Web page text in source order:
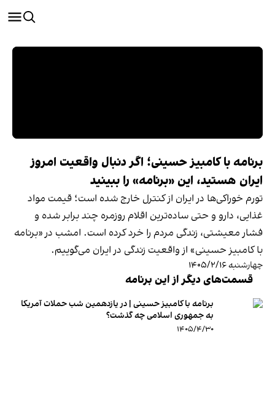
برنامه با کامبیز حسینی؛ اگر دنبال واقعیت امروز
ایران هستید، این «برنامه» را ببینید
تورم خوراکی‌ها در ایران از کنترل خارج شده است؛ قیمت مواد
غذایی، دارو و حتی ساده‌ترین اقلام روزمره چند برابر شده و
فشار معیشتی، زندگی مردم را خرد کرده است. امشب در «برنامه
با کامبیز حسینی» از واقعیت زندگی در ایران می‌گوییم.
چهارشنبه ۱۴۰۵/۲/۱۶
قسمت‌های دیگر از این برنامه
برنامه با کامبیز حسینی | در یازدهمین شب حملات آمریکا
به جمهوری اسلامی چه گذشت؟
۱۴۰۵/۴/۳۰